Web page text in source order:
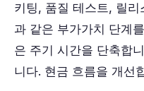
키팅, 품질 테스트, 릴
과 같은 부가가치 단계
은 주기 시간을 단축합
니다. 현금 흐름을 개선